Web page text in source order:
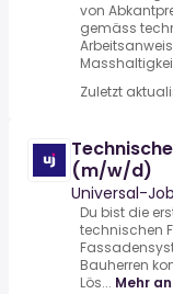
von
gemäss
Zuletzt
(m/w/d)
Universal-
Du bist die
technischen
Bauherren
Lös... Mehr